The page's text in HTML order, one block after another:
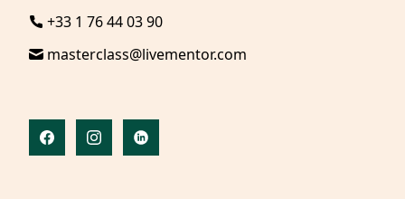
+33 1 76 44 03 90
masterclass@livementor.com